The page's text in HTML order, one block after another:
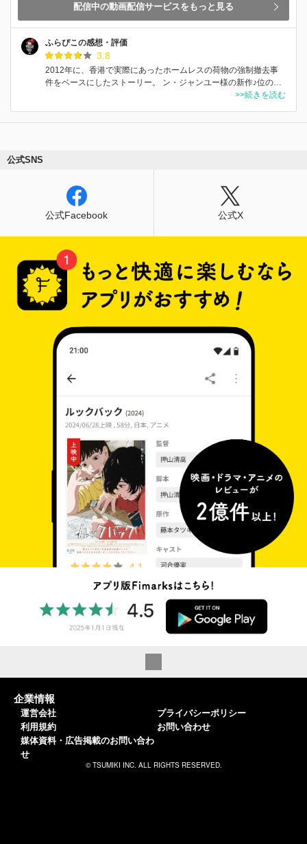
配信中の動画配信サービスをもっと見る
ふらぴこの感想・評価
3.8
2012年に、香港で実際にあったホームレスの荷物の強制撤去事
件をベースにしたストーリー。 ン・ジャンユー様の新作♪位の…
>>続きを読む
公式SNS
公式Facebook 公式X
企業情報
運営会社
利用規約
媒体資料・広告掲載のお問い合わ
せ
プライバシーポリシー
お問い合わせ
© TSUMIKI INC. ALL RIGHTS RESERVED.